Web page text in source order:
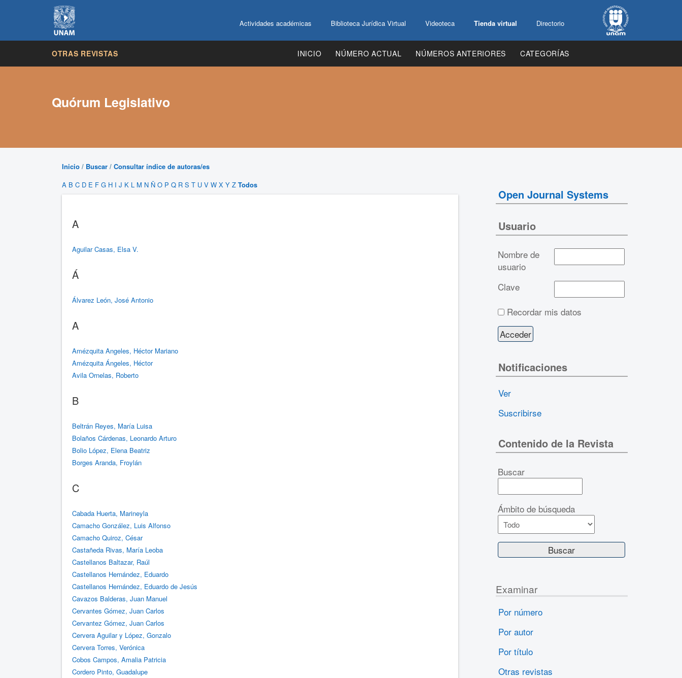
Actividades académicas Biblioteca Jurídica Virtual Videoteca Tienda virtual Directorio
OTRAS REVISTAS INICIO NÚMERO ACTUAL NÚMEROS ANTERIORES CATEGORÍAS
Quórum Legislativo
Inicio / Buscar / Consultar índice de autoras/es
A B C D E F G H I J K L M N Ñ O P Q R S T U V W X Y Z Todos
A
Aguilar Casas, Elsa V.
Á
Álvarez León, José Antonio
A
Amézquita Angeles, Héctor Mariano
Amézquita Ángeles, Héctor
Avila Ornelas, Roberto
B
Beltrán Reyes, María Luisa
Bolaños Cárdenas, Leonardo Arturo
Bolio López, Elena Beatriz
Borges Aranda, Froylán
C
Cabada Huerta, Marineyla
Camacho González, Luis Alfonso
Camacho Quiroz, César
Castañeda Rivas, María Leoba
Castellanos Baltazar, Raúl
Castellanos Hernández, Eduardo
Castellanos Hernández, Eduardo de Jesús
Cavazos Balderas, Juan Manuel
Cervantes Gómez, Juan Carlos
Cervantez Gómez, Juan Carlos
Cervera Aguilar y López, Gonzalo
Cervera Torres, Verónica
Cobos Campos, Amalia Patricia
Cordero Pinto, Guadalupe
Open Journal Systems
Usuario
Nombre de
usuario
Clave
Recordar mis datos
Notificaciones
Ver
Suscribirse
Contenido de la Revista
Buscar
Ámbito de búsqueda
Examinar
Por número
Por autor
Por título
Otras revistas